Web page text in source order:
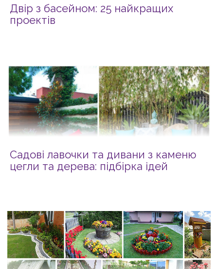
Двір з басейном: 25 найкращих
проектів
Садові лавочки та дивани з каменю
цегли та дерева: підбірка ідей